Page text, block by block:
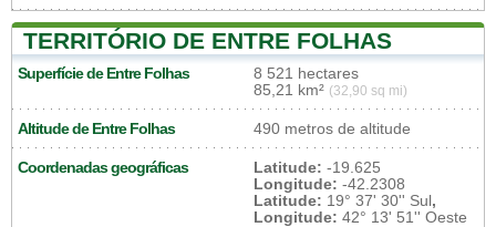
TERRITÓRIO DE ENTRE FOLHAS
Superfície de Entre Folhas
8 521 hectares
85,21 km² (32,90 sq mi)
Altitude de Entre Folhas 490 metros de altitude
Coordenadas geográficas Latitude: -19.625
Longitude: -42.2308
Latitude: 19° 37' 30'' Sul,
Longitude: 42° 13' 51'' Oeste